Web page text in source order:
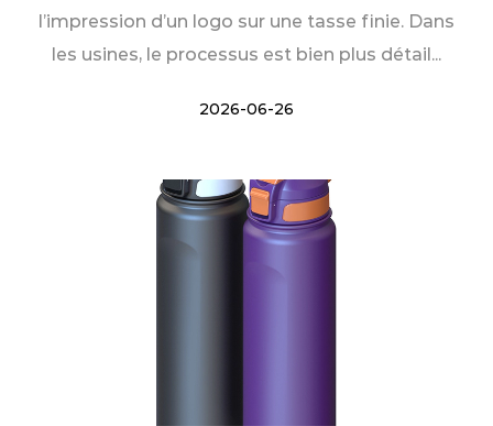
l’impression d’un logo sur une tasse finie. Dans
les usines, le processus est bien plus détail...
2026-06-26